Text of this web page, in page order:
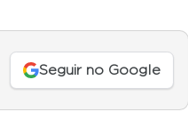
Seguir no Google